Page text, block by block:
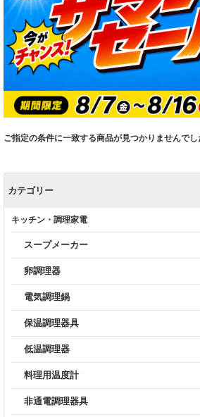
ご指定の条件に一致する商品が見つかりませんでし
カテゴリー
キッチン・調理家電
スープメーカー
卵調理器
電気調理鍋
保温調理器具
低温調理器
料理用温度計
非通電調理器具